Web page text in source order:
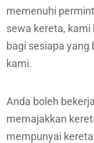
memenuhi
sewa kereta,
bagi sesiapa yang
kami.
Anda boleh
memajakkan
mempunyai